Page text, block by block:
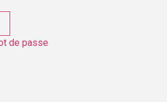
J'ai oublié mon mot de passe